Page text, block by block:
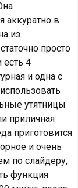
аккуратно в
из
просто
есть 4
и одна с
утятницы
приличная
приготовится
и очень
по слайдеру,
функция